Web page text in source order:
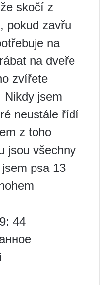
skočí z
pokud zavřu
na
na dveře
zvířete
Nikdy jsem
neustále řídí
z toho
jsou všechny
psa 13
44